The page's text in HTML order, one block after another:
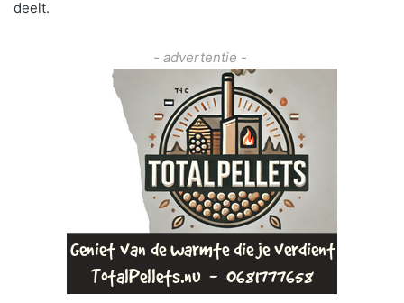
deelt.
- advertentie -